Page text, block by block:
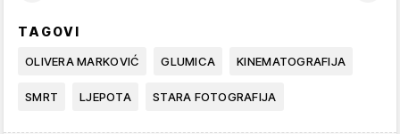
TAGOVI
OLIVERA MARKOVIĆ GLUMICA KINEMATOGRAFIJA
SMRT LJEPOTA STARA FOTOGRAFIJA